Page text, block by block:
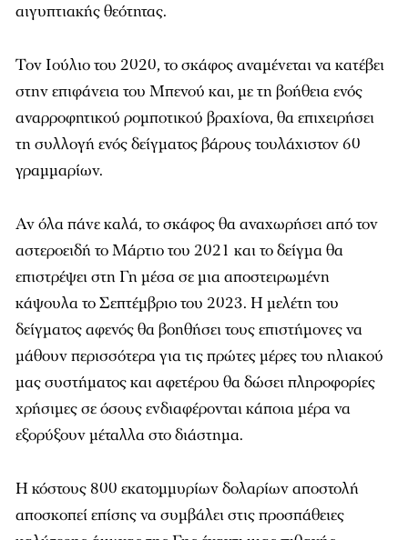
αιγυπτιακής θεότητας.
Τον Ιούλιο του 2020, το σκάφος αναμένεται να κατέβει
στην επιφάνεια του Μπενού και, με τη βοήθεια ενός
αναρροφητικού ρομποτικού βραχίονα, θα επιχειρήσει
τη συλλογή ενός δείγματος βάρους τουλάχιστον 60
γραμμαρίων.
Αν όλα πάνε καλά, το σκάφος θα αναχωρήσει από τον
αστεροειδή το Μάρτιο του 2021 και το δείγμα θα
επιστρέψει στη Γη μέσα σε μια αποστειρωμένη
κάψουλα το Σεπτέμβριο του 2023. Η μελέτη του
δείγματος αφενός θα βοηθήσει τους επιστήμονες να
μάθουν περισσότερα για τις πρώτες μέρες του ηλιακού
μας συστήματος και αφετέρου θα δώσει πληροφορίες
χρήσιμες σε όσους ενδιαφέρονται κάποια μέρα να
εξορύξουν μέταλλα στο διάστημα.
Η κόστους 800 εκατομμυρίων δολαρίων αποστολή
αποσκοπεί επίσης να συμβάλει στις προσπάθειες